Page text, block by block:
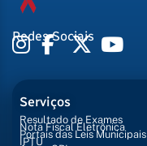
Redes Sociais
Serviços
Resultado de Exames
Nota Fiscal Eletrônica
Portais das Leis Municipais
IPTU